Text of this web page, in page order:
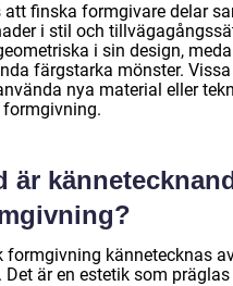
att finska formgivare delar
i stil och
i sin design,
färgstarka mönster.
nya material eller
är
formgivning kännetecknas
Det är en estetik som